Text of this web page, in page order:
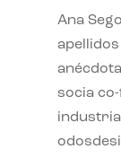
Ana
socia